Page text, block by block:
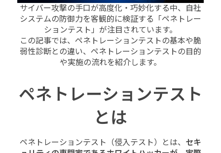
サイバー攻撃の手口が高度化・巧妙化する中、自社
システムの防御力を客観的に検証する「ペネトレー
ションテスト」が注目されています。
この記事では、ペネトレーションテストの基本や脆
弱性診断との違い、ペネトレーションテストの目的
や実施の流れを紹介します。
ペネトレーションテスト
とは
ペネトレーションテスト（侵入テスト）とは、 セキ